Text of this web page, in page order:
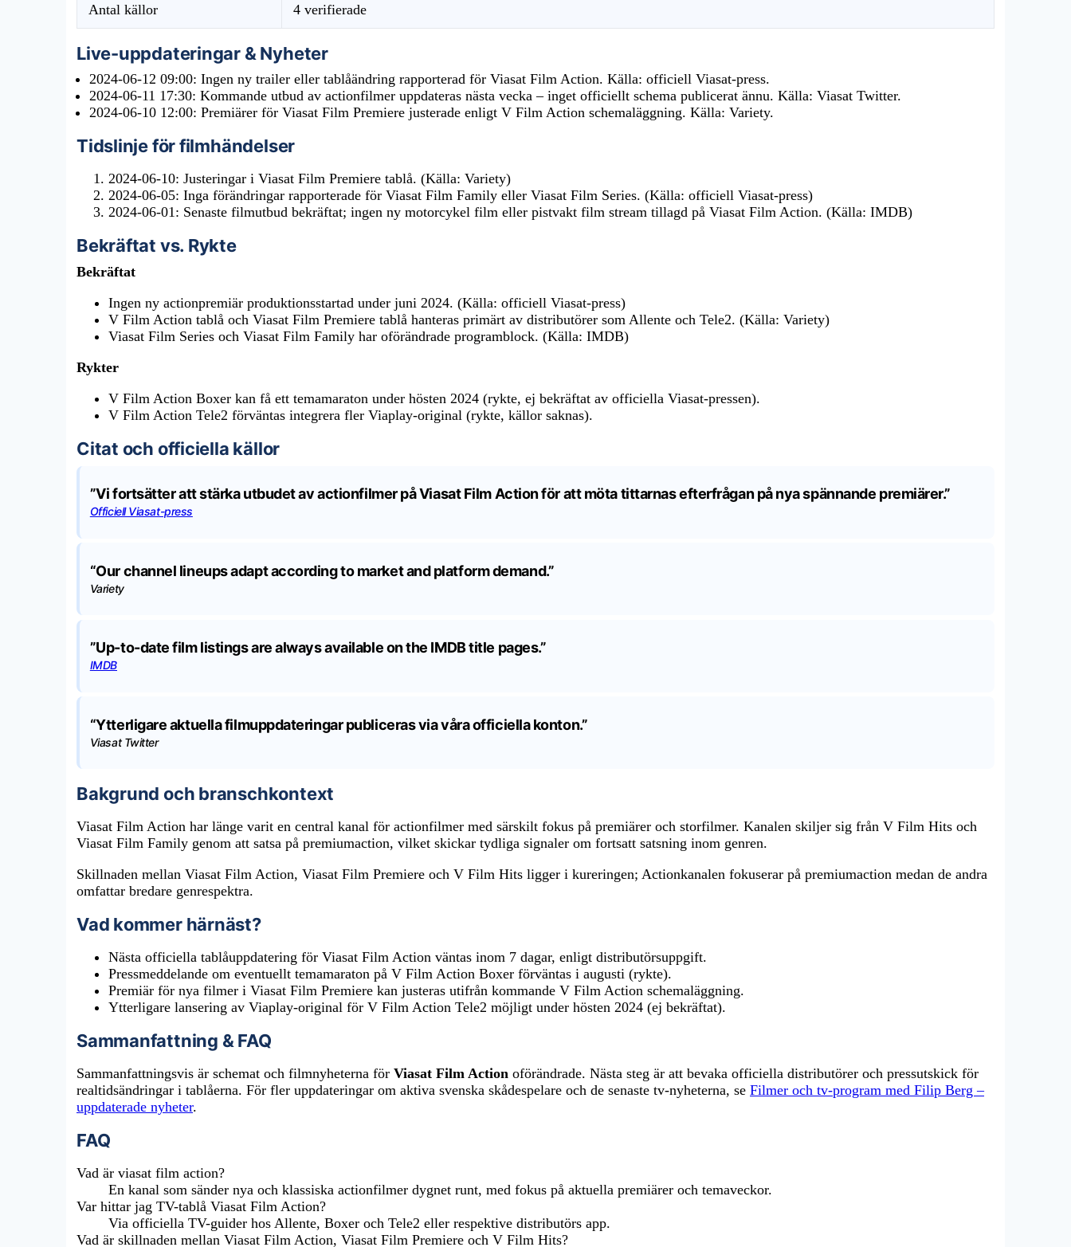
Antal källor 4 verifierade
Live-uppdateringar & Nyheter
2024-06-12 09:00: Ingen ny trailer eller tablåändring rapporterad för Viasat Film Action. Källa: officiell Viasat-press.
2024-06-11 17:30: Kommande utbud av actionfilmer uppdateras nästa vecka – inget officiellt schema publicerat ännu. Källa: Viasat Twitter.
2024-06-10 12:00: Premiärer för Viasat Film Premiere justerade enligt V Film Action schemaläggning. Källa: Variety.
Tidslinje för filmhändelser
2024-06-10: Justeringar i Viasat Film Premiere tablå. (Källa: Variety)
2024-06-05: Inga förändringar rapporterade för Viasat Film Family eller Viasat Film Series. (Källa: officiell Viasat-press)
2024-06-01 : Senaste filmutbud bekräftat; ingen ny motorcykel film eller pistvakt film stream tillagd på Viasat Film Action. (Källa: IMDB)
Bekräftat vs. Rykte
Bekräftat
Ingen ny actionpremiär produktionsstartad under juni 2024. (Källa: officiell Viasat-press)
V Film Action tablå och Viasat Film Premiere tablå hanteras primärt av distributörer som Allente och Tele2. (Källa: Variety)
Viasat Film Series och Viasat Film Family har oförändrade programblock. (Källa: IMDB)
Rykter
V Film Action Boxer kan få ett temamaraton under hösten 2024 (rykte, ej bekräftat av officiella Viasat-pressen).
V Film Action Tele2 förväntas integrera fler Viaplay-original (rykte, källor saknas).
Citat och officiella källor
”Vi fortsätter att stärka utbudet av actionfilmer på Viasat Film Action för att möta tittarnas efterfrågan på nya spännande premiärer.”
Officiell Viasat-press
“Our channel lineups adapt according to market and platform demand.”
Variety
”Up-to-date film listings are always available on the IMDB title pages.”
IMDB
“Ytterligare aktuella filmuppdateringar publiceras via våra officiella konton.”
Viasat Twitter
Bakgrund och branschkontext
Viasat Film Action har länge varit en central kanal för actionfilmer med särskilt fokus på premiärer och storfilmer. Kanalen skiljer sig från V Film Hits och
Viasat Film Family genom att satsa på premiumaction, vilket skickar tydliga signaler om fortsatt satsning inom genren.
Skillnaden mellan Viasat Film Action, Viasat Film Premiere och V Film Hits ligger i kureringen; Actionkanalen fokuserar på premiumaction medan de andra
omfattar bredare genrespektra.
Vad kommer härnäst?
Nästa officiella tablåuppdatering för Viasat Film Action väntas inom 7 dagar, enligt distributörsuppgift.
Pressmeddelande om eventuellt temamaraton på V Film Action Boxer förväntas i augusti (rykte).
Premiär för nya filmer i Viasat Film Premiere kan justeras utifrån kommande V Film Action schemaläggning.
Ytterligare lansering av Viaplay-original för V Film Action Tele2 möjligt under hösten 2024 (ej bekräftat).
Sammanfattning & FAQ
Sammanfattningsvis är schemat och filmnyheterna för Viasat Film Action oförändrade. Nästa steg är att bevaka officiella distributörer och pressutskick för
realtidsändringar i tablåerna. För fler uppdateringar om aktiva svenska skådespelare och de senaste tv-nyheterna, se Filmer och tv-program med Filip Berg –
uppdaterade nyheter.
FAQ
Vad är viasat film action?
En kanal som sänder nya och klassiska actionfilmer dygnet runt, med fokus på aktuella premiärer och temaveckor.
Var hittar jag TV-tablå Viasat Film Action?
Via officiella TV-guider hos Allente, Boxer och Tele2 eller respektive distributörs app.
Vad är skillnaden mellan Viasat Film Action, Viasat Film Premiere och V Film Hits?